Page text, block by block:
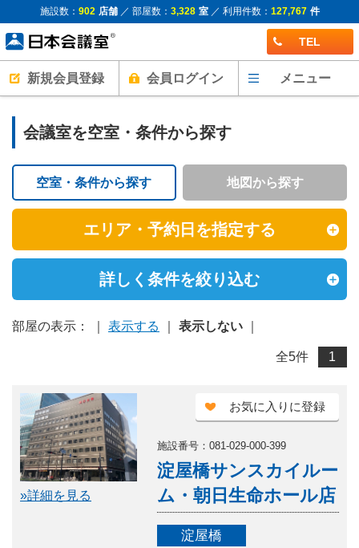
施設数： 902 店舗／ 部屋数： 3,328 室／ 利用件数： 127,767 件
TEL
新規会員登録 会員ログイン メニュー
会議室を空室・条件から探す
空室・条件から探す 地図から探す
エリア・予約日を指定する
詳しく条件を絞り込む
部屋の表示： ｜ 表示する 表示しない
全5件 1
»詳細を見る
施設番号：081-029-000-399
お気に入りに登録
淀屋橋サンスカイルー
ム・朝日生命ホール店
淀屋橋